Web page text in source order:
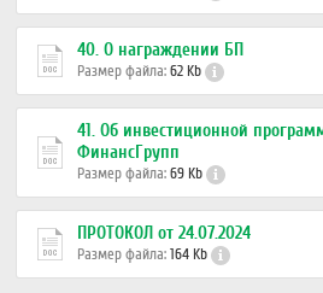
40. О награждении БП
Размер файла:62 Kb
41. Об инвестиционной
ФинансГрупп
Размер файла:69 Kb
ПРОТОКОЛ от 24.07.2024
Размер файла:164 Kb